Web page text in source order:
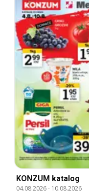
KONZUM katalog
04.08.2026- 10.08.2026